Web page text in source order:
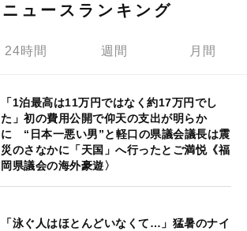
ニュースランキング
24時間 週間 月間
「1泊最高は11万円ではなく約17万円でし
た」初の費用公開で仰天の支出が明らか
に “日本一悪い男”と軽口の県議会議長は震
災のさなかに「天国」へ行ったとご満悦《福
岡県議会の海外豪遊〉
「泳ぐ人はほとんどいなくて…」猛暑のナイ